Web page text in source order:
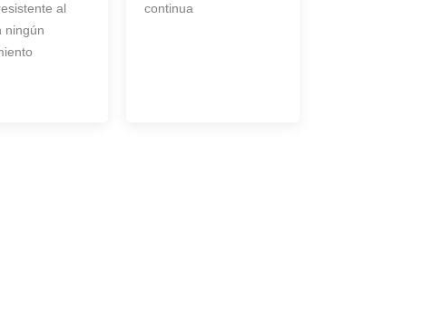
al
ningún
continua